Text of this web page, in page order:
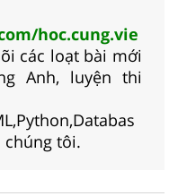
hoc.cung.vie
các loạt bài mới
Anh, luyện thi
chúng tôi.